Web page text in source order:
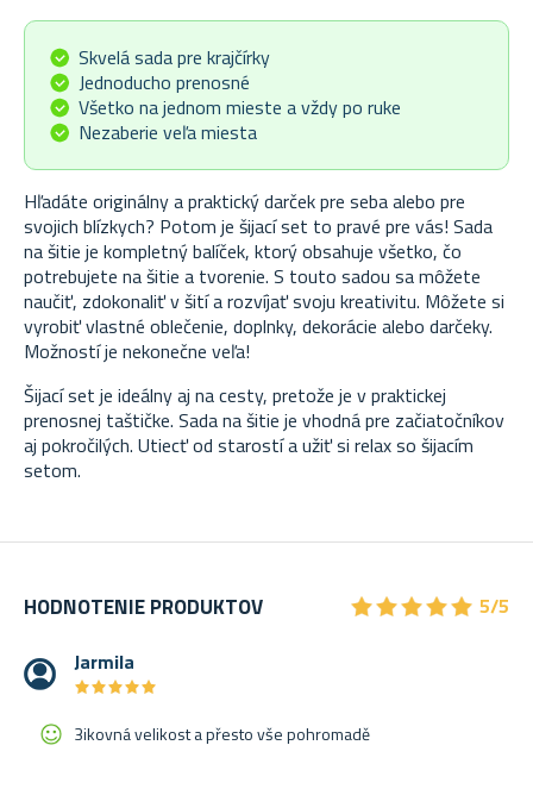
Skvelá sada pre krajčírky
Jednoducho prenosné
Všetko na jednom mieste a vždy po ruke
Nezaberie veľa miesta
Hľadáte originálny a praktický darček pre seba alebo pre
svojich blízkych? Potom je šijací set to pravé pre vás! Sada
na šitie je kompletný balíček, ktorý obsahuje všetko, čo
potrebujete na šitie a tvorenie. S touto sadou sa môžete
naučiť, zdokonaliť v šití a rozvíjať svoju kreativitu. Môžete si
vyrobiť vlastné oblečenie, doplnky, dekorácie alebo darčeky.
Možností je nekonečne veľa!
Šijací set je ideálny aj na cesty, pretože je v praktickej
prenosnej taštičke. Sada na šitie je vhodná pre začiatočníkov
aj pokročilých. Utiecť od starostí a užiť si relax so šijacím
setom.
HODNOTENIE PRODUKTOV ★★★★★
★★★★★ 5/5
Jarmila
★★★★★
★★★★★
3ikovná velikost a přesto vše pohromadě